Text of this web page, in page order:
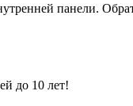
панели.
до 10 лет!